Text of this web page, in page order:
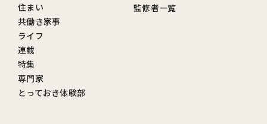
住まい
共働き家事
ライフ
連載
特集
専門家
とっておき体験部
監修者一覧